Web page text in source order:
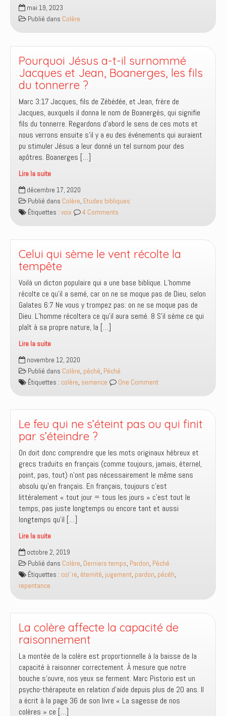
colère
qui
myope
!
mai 19, 2023
Publié dans Colère
Pourquoi Jésus a-t-il surnommé
Jacques et Jean, Boanerges, les fils
du tonnerre ?
Marc 3:17 Jacques, fils de Zébédée, et Jean, frère de
Jacques, auxquels il donna le nom de Boanergès, qui signifie
fils du tonnerre. Regardons d’abord le sens de ces mots et
nous verrons ensuite s’il y a eu des événements qui auraient
pu stimuler Jésus a leur donné un tel surnom pour des
apôtres. Boanerges […]
Lire la suite
Pourquoi
Jésus
a-
t-
surnommé
Jacques
et
Jean,
Boanerges,
les
fils
du
tonnerre
?
décembre 17, 2020
Publié dans Colère, Etudes bibliques
Étiquettes : voix 4 Comments
Celui qui sème le vent récolte la
tempête
Voilà un dicton populaire qui a une base biblique. L’homme
récolte ce qu’il a semé, car on ne se moque pas de Dieu, selon
Galates 6:7 Ne vous y trompez pas: on ne se moque pas de
Dieu. L’homme récoltera ce qu’il aura semé. 8 S’il sème ce qui
plaît à sa propre nature, la […]
Lire la suite
Celui
qui
sème
le
récolte
la
tempête
novembre 12, 2020
Publié dans Colère, péché, Péché
Étiquettes : colère, semence One Comment
Le feu qui ne s’éteint pas ou qui finit
par s’éteindre ?
On doit donc comprendre que les mots originaux hébreux et
grecs traduits en français (comme toujours, jamais, éternel,
point, pas, tout) n’ont pas nécessairement le même sens
absolu qu’en français. En français, toujours c’est
littéralement « tout jour = tous les jours » c’est tout le
temps, pas juste longtemps ou encore tant et aussi
longtemps qu’il […]
Lire la suite
Le
feu
qui
ne
s’éteint
ou
qui
finit
par
s’éteindre
?
octobre 2, 2019
Publié dans Colère, Derniers temps, Pardon, Péché
Étiquettes : col`re, éternité, jugement, pardon, pécéh,
repentance
La colère affecte la capacité de
raisonnement
La montée de la colère est proportionnelle à la baisse de la
capacité à raisonner correctement. À mesure que notre
bouche s’ouvre, nos yeux se ferment. Marc Pistorio est un
psycho-thérapeute en relation d’aide depuis plus de 20 ans. Il
a écrit à la page 36 de son livre « La sagesse de nos
colères » ce […]